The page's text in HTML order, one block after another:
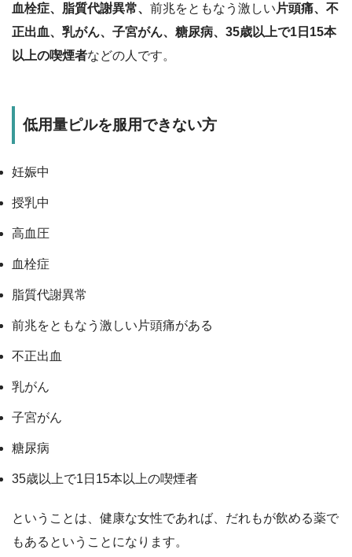
血栓症、脂質代謝異常、 前兆をともなう激しい 片頭痛、不
正出血、乳がん、子宮がん、糖尿病、35歳以上で1日15本
以上の喫煙者などの人です。
低用量ピルを服用できない方
妊娠中
授乳中
高血圧
血栓症
脂質代謝異常
前兆をともなう激しい片頭痛がある
不正出血
乳がん
子宮がん
糖尿病
35歳以上で1日15本以上の喫煙者
ということは、 健康な女性であれば、だれもが飲める薬で
もあるということになります。